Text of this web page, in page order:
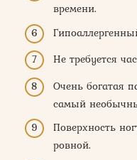
времени.
Не требуется
Очень богатая
самый
Поверхность
ровной.